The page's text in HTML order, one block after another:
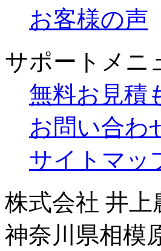
お客様の声
サポートメニ
無料お見積
お問い合わ
サイトマッ
株式会社 井上
神奈川県相模